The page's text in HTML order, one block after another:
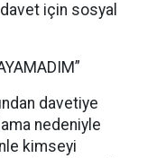
için sosyal
davetiye
nedeniyle
kimseyi